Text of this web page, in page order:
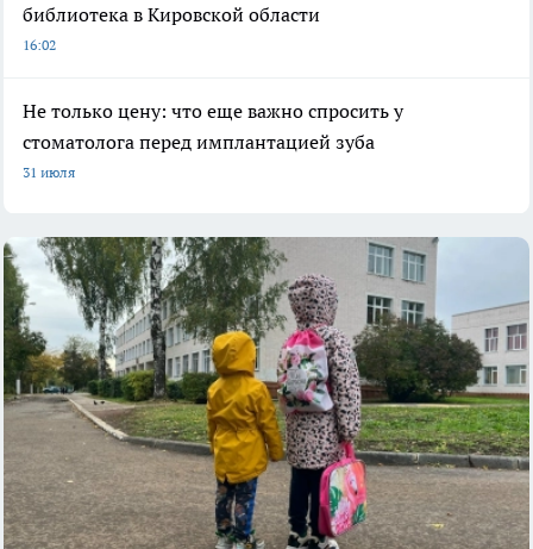
библиотека в Кировской области
16:02
Не только цену: что еще важно спросить у
стоматолога перед имплантацией зуба
31 июля